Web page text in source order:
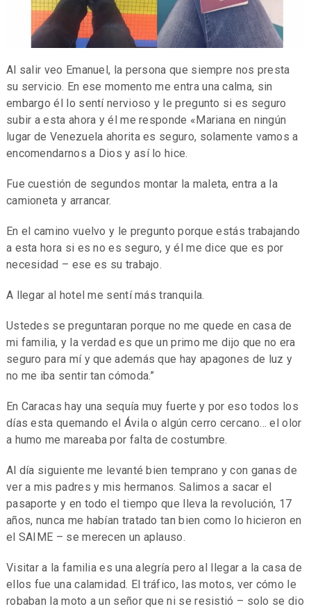
Al salir veo Emanuel, la persona que siempre nos presta
su servicio. En ese momento me entra una calma, sin
embargo él lo sentí nervioso y le pregunto si es seguro
subir a esta ahora y él me responde «Mariana en ningún
lugar de Venezuela ahorita es seguro, solamente vamos a
encomendarnos a Dios y así lo hice.
Fue cuestión de segundos montar la maleta, entra a la
camioneta y arrancar.
En el camino vuelvo y le pregunto porque estás trabajando
a esta hora si es no es seguro, y él me dice que es por
necesidad – ese es su trabajo.
A llegar al hotel me sentí más tranquila.
Ustedes se preguntaran porque no me quede en casa de
mi familia, y la verdad es que un primo me dijo que no era
seguro para mí y que además que hay apagones de luz y
no me iba sentir tan cómoda.”
En Caracas hay una sequía muy fuerte y por eso todos los
días esta quemando el Ávila o algún cerro cercano… el olor
a humo me mareaba por falta de costumbre.
Al día siguiente me levanté bien temprano y con ganas de
ver a mis padres y mis hermanos. Salimos a sacar el
pasaporte y en todo el tiempo que lleva la revolución, 17
años, nunca me habían tratado tan bien como lo hicieron en
el SAIME – se merecen un aplauso.
Visitar a la familia es una alegría pero al llegar a la casa de
ellos fue una calamidad. El tráfico, las motos, ver cómo le
robaban la moto a un señor que ni se resistió – solo se dio